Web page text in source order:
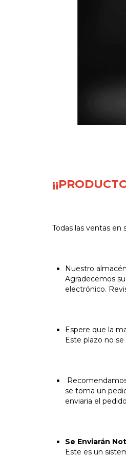
Todas las ventas
Nuestro
Agradecemos
electrónico.
Espere que la
Este plazo no
se toma un
enviaria el
Se Enviarán
Este es un